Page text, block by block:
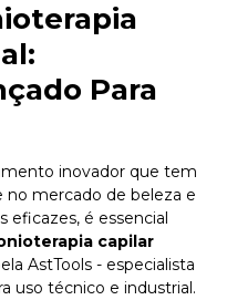
:
Para
inovador que tem
no mercado de beleza e
eficazes, é essencial
capilar
AstTools - especialista
uso técnico e industrial.